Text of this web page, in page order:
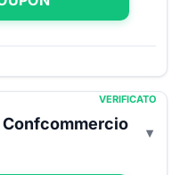
VERIFICATO
Confcommercio